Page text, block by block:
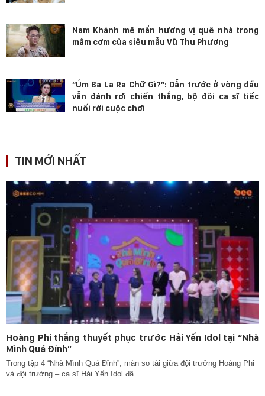
Nam Khánh mê mẩn hương vị quê nhà trong
mâm cơm của siêu mẫu Vũ Thu Phương
“Úm Ba La Ra Chữ Gì?”: Dẫn trước ở vòng đầu
vẫn đánh rơi chiến thắng, bộ đôi ca sĩ tiếc
nuối rời cuộc chơi
TIN MỚI NHẤT
Hoàng Phi thắng thuyết phục trước Hải Yến Idol tại “Nhà
Mình Quá Đỉnh”
Trong tập 4 “Nhà Mình Quá Đỉnh”, màn so tài giữa đội trưởng Hoàng Phi
và đội trưởng – ca sĩ Hải Yến Idol đã...